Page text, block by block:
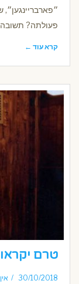
פעולתה?
קרא עוד ←
טרם
30/10/2018